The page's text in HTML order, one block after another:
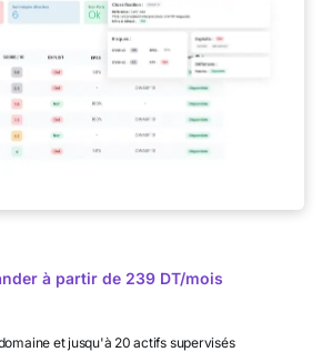
à partir de 239 DT/mois
et jusqu'à 20 actifs supervisés